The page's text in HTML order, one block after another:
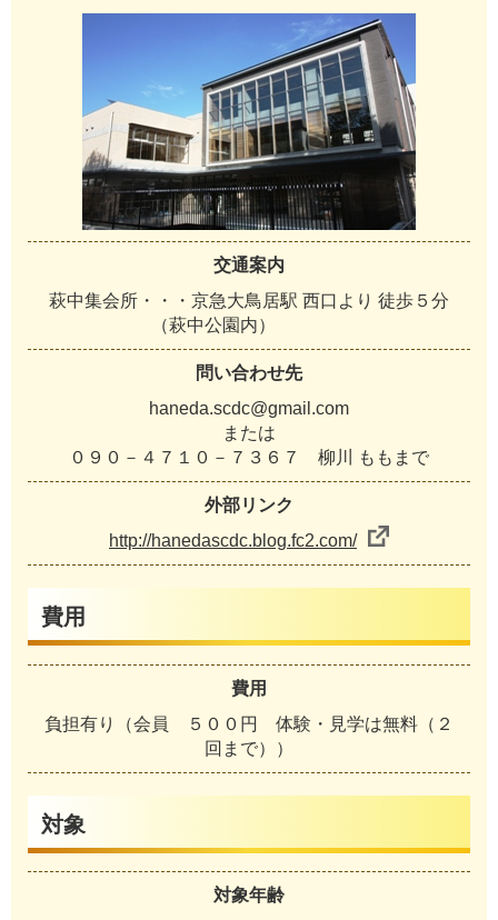
交通案内
萩中集会所・・・京急大鳥居駅 西口より 徒歩５分
（萩中公園内）
問い合わせ先
haneda.scdc@gmail.com
または
０９０－４７１０－７３６７ 柳川 ももまで
外部リンク
http://hanedascdc.blog.fc2.com/
費用
費用
負担有り（会員 ５００円 体験・見学は無料（２
回まで））
対象
対象年齢